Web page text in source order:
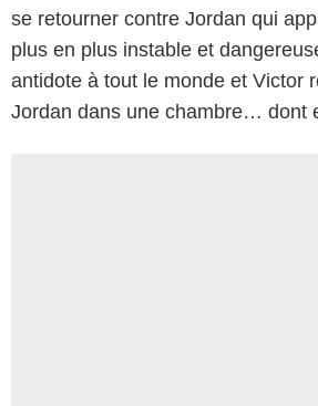
se retourner contre Jordan qui
plus en plus instable et
antidote à tout le monde et Victor
Jordan dans une chambre… dont